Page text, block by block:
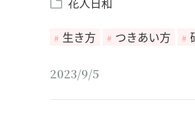
生き方 つきあい方
2023/9/5